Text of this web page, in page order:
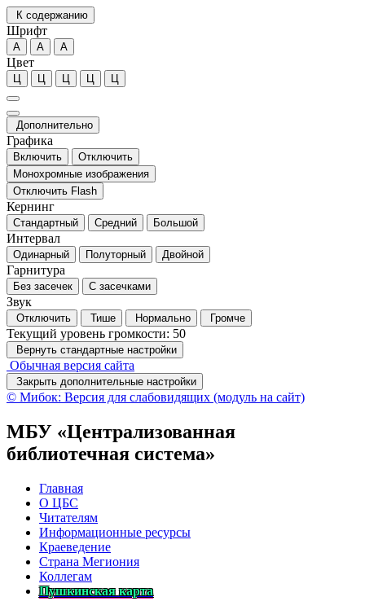
К содержанию
Шрифт
А А А
Цвет
Ц Ц Ц Ц Ц
Дополнительно
Графика
Включить
Отключить
Монохромные изображения
Отключить Flash
Кернинг
Стандартный Средний Большой
Интервал
Одинарный Полуторный Двойной
Гарнитура
Без засечек С засечками
Звук
Отключить Тише Нормально Громче
Текущий уровень громкости: 50
Вернуть стандартные настройки
Обычная версия сайта
Закрыть дополнительные настройки
© Мибок: Версия для слабовидящих (модуль на сайт)
МБУ «Централизованная
библиотечная система»
Главная
О ЦБС
Читателям
Информационные ресурсы
Краеведение
Страна Мегиония
Коллегам
Пушкинская карта